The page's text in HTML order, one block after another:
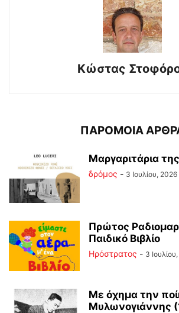
Κώστας
ΠΑΡΟΜΟΙΑ
Μαργαριτάρια
δρόμος - 3 Ιουλίου, 2026
Πρώτος
Παιδικό Βιβλίο
Ηρόστρατος - 3
Με όχημα την
Μυλωνογιάννης